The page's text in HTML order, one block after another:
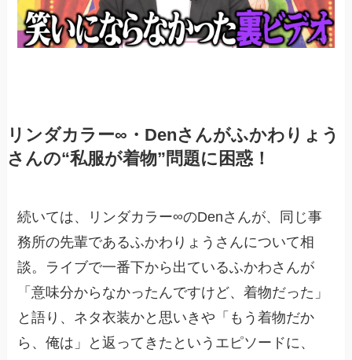
リンダカラー∞・Denさんがふかわりょう
さんの“私服が着物”問題に困惑！
続いては、リンダカラー∞のDenさんが、同じ事
務所の先輩であるふかわりょうさんについて相
談。ライブで一番下から出ているふかわさんが
「意味分からなかったんですけど、着物だった」
と語り、ネタ衣装かと思いきや「もう着物だか
ら、俺は」と返ってきたというエピソードに、